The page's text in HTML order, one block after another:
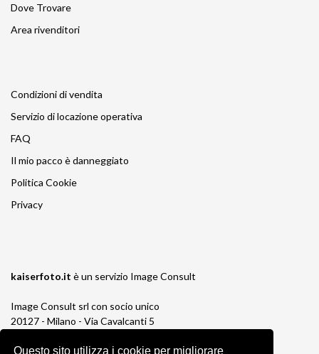
Questo sito utilizza i cookie per migliorare
Dove Trovare
Area rivenditori
Condizioni di vendita
Servizio di locazione operativa
FAQ
Il mio pacco è danneggiato
Politica Cookie
Privacy
kaiserfoto.it è un servizio Image Consult
Image Consult srl con socio unico
20127 - Milano - Via Cavalcanti 5
P.IVA e C.F. 03383650961